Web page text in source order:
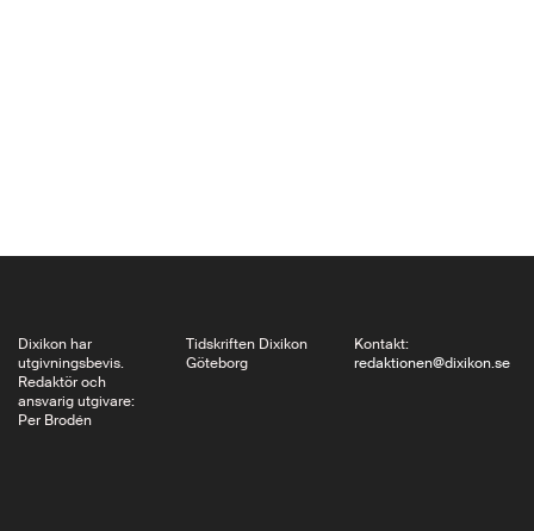
ställningstaganden.
moralfilosofisk
skrift av…
Dixikon har
utgivningsbevis.
Redaktör och
ansvarig utgivare:
Per Brodén
Tidskriften Dixikon
Göteborg
Kontakt:
redaktionen@dixikon.se